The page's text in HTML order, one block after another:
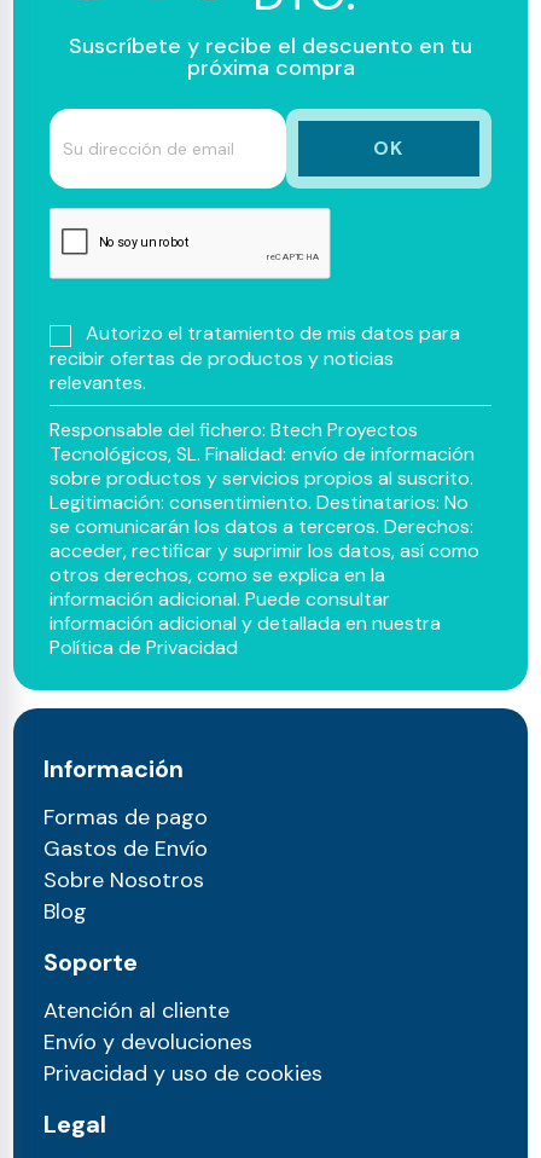
Suscríbete y recibe el descuento en tu
próxima compra
Autorizo el tratamiento de mis datos para
recibir ofertas de productos y noticias
relevantes.
Responsable del fichero: Btech Proyectos
Tecnológicos, SL. Finalidad: envío de información
sobre productos y servicios propios al suscrito.
Legitimación: consentimiento. Destinatarios: No
se comunicarán los datos a terceros. Derechos:
acceder, rectificar y suprimir los datos, así como
otros derechos, como se explica en la
información adicional. Puede consultar
información adicional y detallada en nuestra
Política de Privacidad
Información
Formas de pago
Gastos de Envío
Sobre Nosotros
Blog
Soporte
Atención al cliente
Envío y devoluciones
Privacidad y uso de cookies
Legal